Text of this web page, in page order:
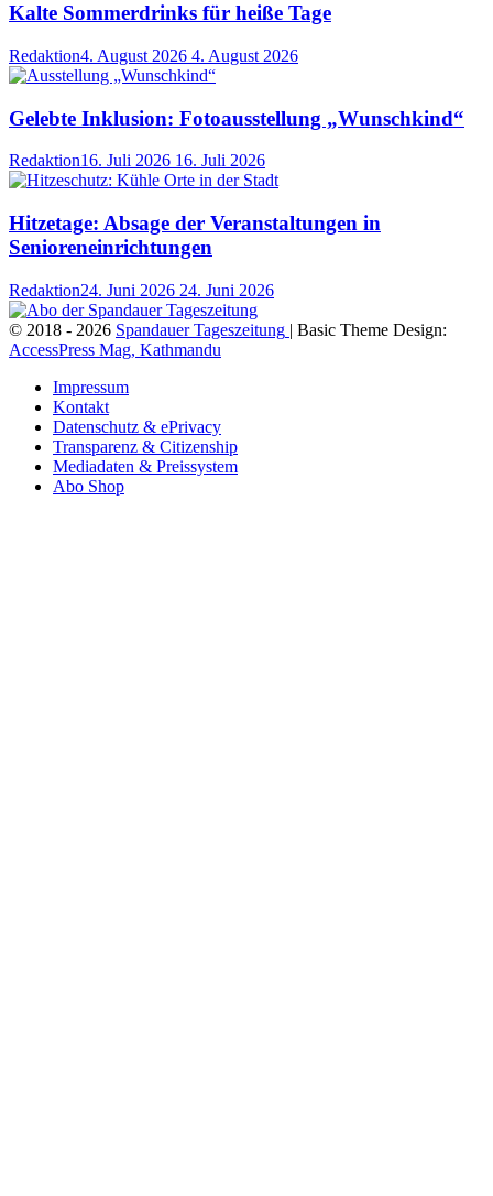
Kalte Sommerdrinks für heiße Tage
Redaktion4. August 2026 4. August 2026
Gelebte Inklusion: Fotoausstellung „Wunschkind“
Redaktion16. Juli 2026 16. Juli 2026
Hitzetage: Absage der Veranstaltungen in
Senioreneinrichtungen
Redaktion24. Juni 2026 24. Juni 2026
© 2018 - 2026 Spandauer Tageszeitung | Basic Theme Design:
AccessPress Mag, Kathmandu
Impressum
Kontakt
Datenschutz & ePrivacy
Transparenz & Citizenship
Mediadaten & Preissystem
Abo Shop